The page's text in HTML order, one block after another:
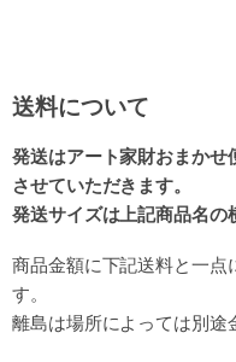
送料について
発送はアート家財おまか
させていただきます。
発送サイズは上記商品名の
商品金額に下記送料と一点
す。
離島は場所によっては別途